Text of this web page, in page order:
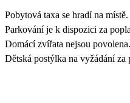
Pobytová taxa se hradí na místě.
Parkování je k dispozici za
Domácí zvířata nejsou povolena.
Dětská postýlka na vyžádání